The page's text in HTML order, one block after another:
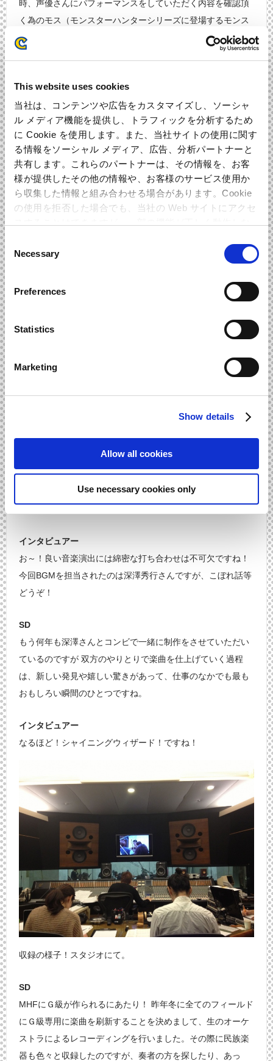
This website uses cookies
当社は、コンテンツや広告をカスタマイズし、ソーシャ
ル メディア機能を提供し、トラフィックを分析するため
に Cookie を使用します。また、当社サイトの使用に関す
る情報をソーシャル メディア、広告、分析パートナーと
共有します。これらのパートナーは、その情報を、お客
様が提供したその他の情報や、お客様のサービス使用か
ら収集した情報と組み合わせる場合があります。Cookie
の使用を拒否した場合でも、当社の Web サイトにアクセ
Consent
Selection
Necessary
Preferences
Statistics
Marketing
Show details
Allow all cookies
Use necessary cookies only
時、声優さんにパフォーマンスをしていただく内容を確認頂
く為のモス（モンスターハンターシリーズに登場するモンス
ター）とハンターが延々と戦うシュールなビデオ素材がある
のですが、あのなんともいえない時間…、そろそろ新しい映
さんによるTYPE33、杉田さんによるTYPE43です。
インタビュアー
お～！楽しそうな現場ですね！ハンターボイスのTYPE33、T
YPE43は要チェケですね！ ヒィーーア！エンジンフルスロッ
トルだい！バイクだけにブンブン！ では！話は変わりまし
て！BGMに関してのお話がありましたら！是非お願いしま
す！
楽曲はモンスターやフィールドごとに希望する使用楽器やゲ
打ち合わせを行って制作をされています。 特にアクションや
ギアが入るように遷移するモンスターであれば、こういう展
開にしようですとか、 形態を変化させるモンスターであれば
インタビュアー
お～！良い音楽演出には綿密な打ち合わせは不可欠ですね！
今回BGMを担当されたのは深澤秀行さんですが、こぼれ話等
どうぞ！
SD
もう何年も深澤さんとコンビで一緒に制作をさせていただい
ているのですが 双方のやりとりで楽曲を仕上げていく過程
は、新しい発見や嬉しい驚きがあって、仕事のなかでも最も
おもしろい瞬間のひとつですね。
インタビュアー
なるほど！シャイニングウィザード！ですね！
収録の様子！スタジオにて。
SD
MHFにＧ級が作られるにあたり！ 昨年冬に全てのフィールド
にＧ級専用に楽曲を刷新することを決めまして、生のオーケ
ストラによるレコーディングを行いました。その際に民族楽
器も色々と収録したのですが、奏者の方を探したり、あっ